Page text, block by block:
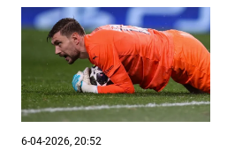
6-04-2026, 20:52